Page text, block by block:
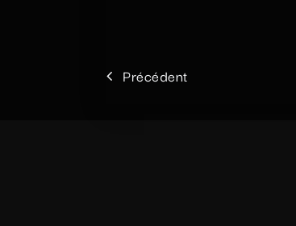
Précédent